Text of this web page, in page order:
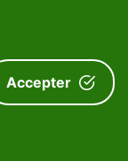
é
Accepter